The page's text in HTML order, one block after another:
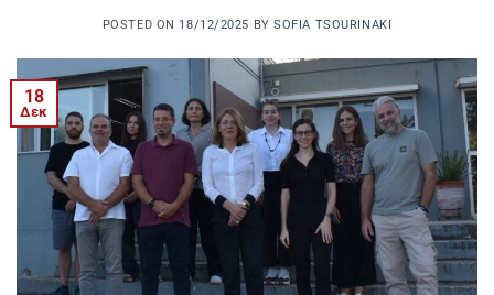
POSTED ON 18/12/2025 BYSOFIA TSOURINAKI
18
Δεκ